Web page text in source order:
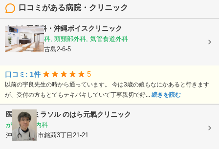
口コミがある病院・クリニック
きゆな耳鼻科・沖縄ボイスクリニック
耳鼻いんこう科, 頭頸部外科, 気管食道外科
沖縄県那覇市古島2-6-5
口コミ: 1件 5
以前の宇良先生の時から通っています。 今は3歳の娘もなにかあると行きます
が、受付の方もとてもテキパキしていて丁寧親切で好... 続きを読む
医療法人ミラソルのはら元氣クリニック
がん内科, 内科
沖縄県那覇市銘苅3丁目21-21